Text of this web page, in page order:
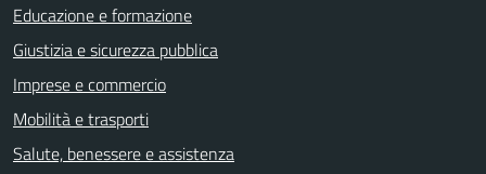
Educazione e formazione
Giustizia e sicurezza pubblica
Imprese e commercio
Mobilità e trasporti
Salute, benessere e assistenza